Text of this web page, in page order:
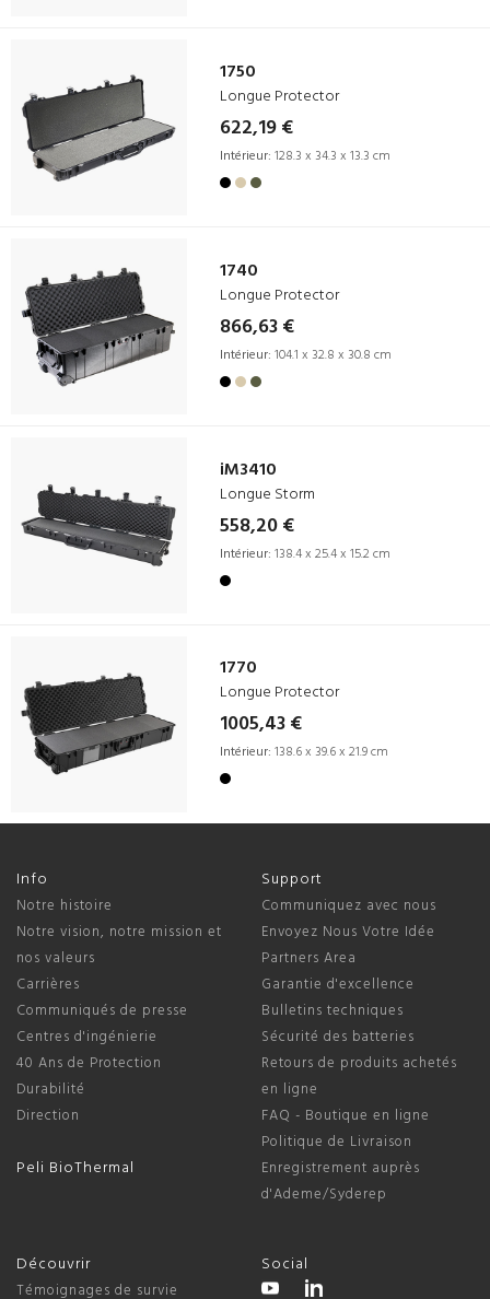
1750
Longue Protector
622,19 €
Intérieur: 128.3 x 34.3 x 13.3 cm
1740
Longue Protector
866,63 €
Intérieur: 104.1 x 32.8 x 30.8 cm
iM3410
Longue Storm
558,20 €
Intérieur: 138.4 x 25.4 x 15.2 cm
1770
Longue Protector
1005,43 €
Intérieur: 138.6 x 39.6 x 21.9 cm
Info
Notre histoire
Notre vision, notre mission et
nos valeurs
Carrières
Communiqués de presse
Centres d'ingénierie
40 Ans de Protection
Durabilité
Direction
Peli BioThermal
Support
Communiquez avec nous
Envoyez Nous Votre Idée
Partners Area
Garantie d'excellence
Bulletins techniques
Sécurité des batteries
Retours de produits achetés
en ligne
FAQ - Boutique en ligne
Politique de Livraison
Enregistrement auprès
d'Ademe/Syderep
Découvrir
Témoignages de survie
Social